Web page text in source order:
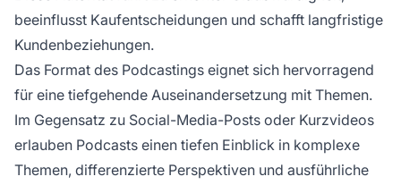
beeinflusst Kaufentscheidungen und schafft langfristige
Kundenbeziehungen.
Das Format des Podcastings eignet sich hervorragend
für eine tiefgehende Auseinandersetzung mit Themen.
Im Gegensatz zu Social-Media-Posts oder Kurzvideos
erlauben Podcasts einen tiefen Einblick in komplexe
Themen, differenzierte Perspektiven und ausführliche